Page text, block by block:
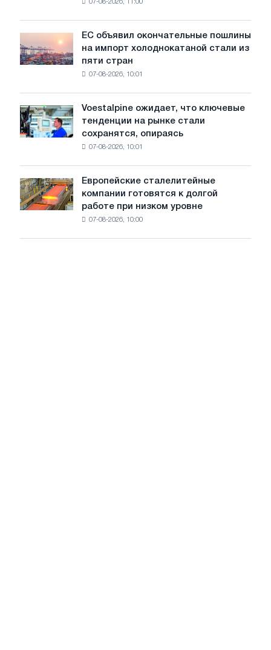
трамвайных
путей
Ярославля
07-08-2026, 11:00
объявил
окончательные
холоднокатаной
стали
стран
ЕС объявил окончательные пошлины
на импорт холоднокатаной стали из
пяти стран
07-08-2026, 10:01
Voestalpine
ожидает,
что
рынке
стали
на
Voestalpine ожидает, что ключевые
тенденции на рынке стали
сохранятся, опираясь
07-08-2026, 10:01
Европейские
сталелитейные
компании
Европейские сталелитейные
компании готовятся к долгой
работе при низком уровне
07-08-2026, 10:00